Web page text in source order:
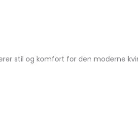
stil og komfort for den moderne